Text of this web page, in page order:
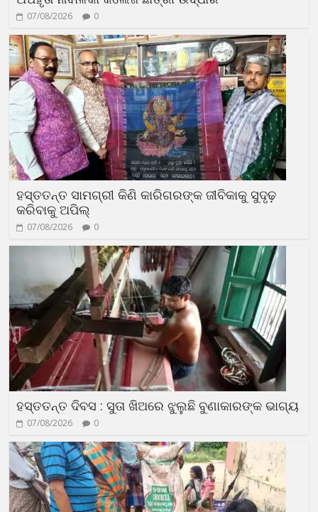
07/08/2026 0
ହସ୍ତତନ୍ତ ସାମଗ୍ରୀ କିଣି କାରିଗରଙ୍କ ଜୀବିକାକୁ ସୁଦୃଢ଼
କରିବାକୁ ଅପିଲ୍
07/08/2026 0
ହସ୍ତତନ୍ତ ଦିବସ : ସୁତା ଖିଅରେ ଝୁଲୁଛି ବୁଣାକାରଙ୍କ ଭାଗ୍ୟ
07/08/2026 0